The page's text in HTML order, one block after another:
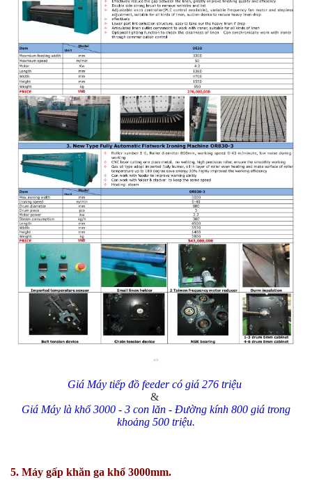
Giá Máy tiếp đồ feeder có giá 276 triệu
&
Giá Máy là khổ 3000 - 3 con lăn - Đường kính 800 giá trong
khoảng 500 triệu.
5. Máy gấp khăn ga khổ 3000mm.